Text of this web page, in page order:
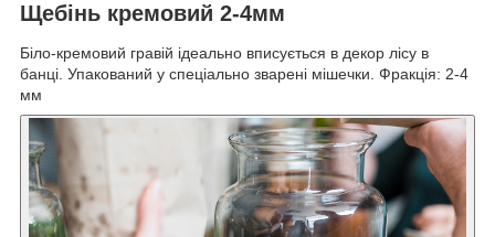
Щебінь кремовий 2-4мм
Біло-кремовий гравій ідеально вписується в декор лісу в
банці. Упакований у спеціально зварені мішечки. Фракція: 2-4
мм